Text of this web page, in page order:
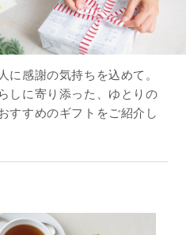
に感謝の気持ちを込めて。
しに寄り添った、ゆとりの
すすめのギフトをご紹介し